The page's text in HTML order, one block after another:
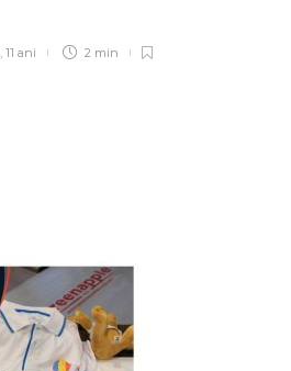
, 11 ani 2 min